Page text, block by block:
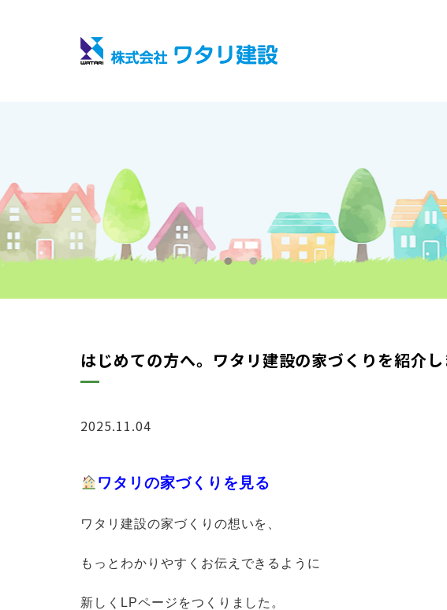
はじめての方へ。ワタリ建設の家づくりを紹介
2025.11.04
ワタリの家づくりを見る
ワタリ建設の家づくりの想いを、
もっとわかりやすくお伝えできるように
新しくLPページをつくりました。